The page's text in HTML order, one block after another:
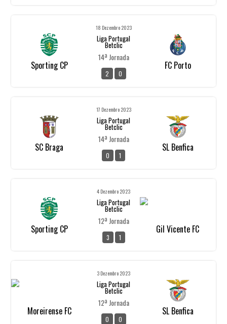
Sporting CP
18 Dezembro 2023
Liga Portugal
Betclic
14ª Jornada
2 0
FC Porto
SC Braga
17 Dezembro 2023
Liga Portugal
Betclic
14ª Jornada
0 1
SL Benfica
Sporting CP
4 Dezembro 2023
Liga Portugal
Betclic
12ª Jornada
3 1
Gil Vicente FC
Moreirense FC
3 Dezembro 2023
Liga Portugal
Betclic
12ª Jornada
0 0
SL Benfica